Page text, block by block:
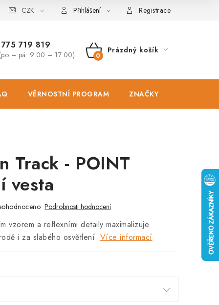
údajů Zásady použivání souboru cookies
CZK Přihlášení Registrace
775 719 819
(po – pá: 9:00 – 17:00)
NÁKUPNÍ
Prázdný košík
VĚRNOSTNÍ PROGRAM ZNAČKY
Track - POINT
vesta
Podrobnosti hodnocení
vzorem a reflexními detaily maximalizuje
i za slabého osvětlení. Více informací